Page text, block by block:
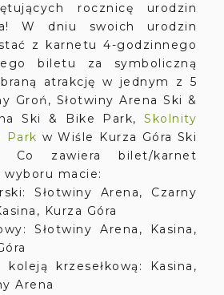
rocznicę urodzin
W dniu swoich urodzin
z karnetu 4-godzinnego
biletu za symboliczną
atrakcję w jednym z 5
Groń, Słotwiny Arena Ski &
Ski & Bike Park,Skolnity
Park w Wiśle Kurza Góra Ski
zawiera bilet/karnet
macie:
Słotwiny Arena, Czarny
Kurza Góra
Słotwiny Arena, Kasina,
krzesełkową: Kasina,
Arena